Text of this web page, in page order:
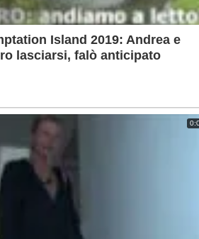
Island 2019: Andrea e
lasciarsi, falò anticipato